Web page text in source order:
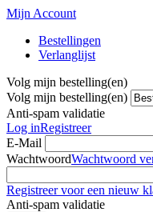
Mijn Account
Bestellingen
Verlanglijst
Volg mijn bestelling(en)
Volg mijn bestelling(en)
Anti-spam validatie
Log inRegistreer
E-Mail
WachtwoordWachtwoord
Registreer voor een nieuw
Anti-spam validatie